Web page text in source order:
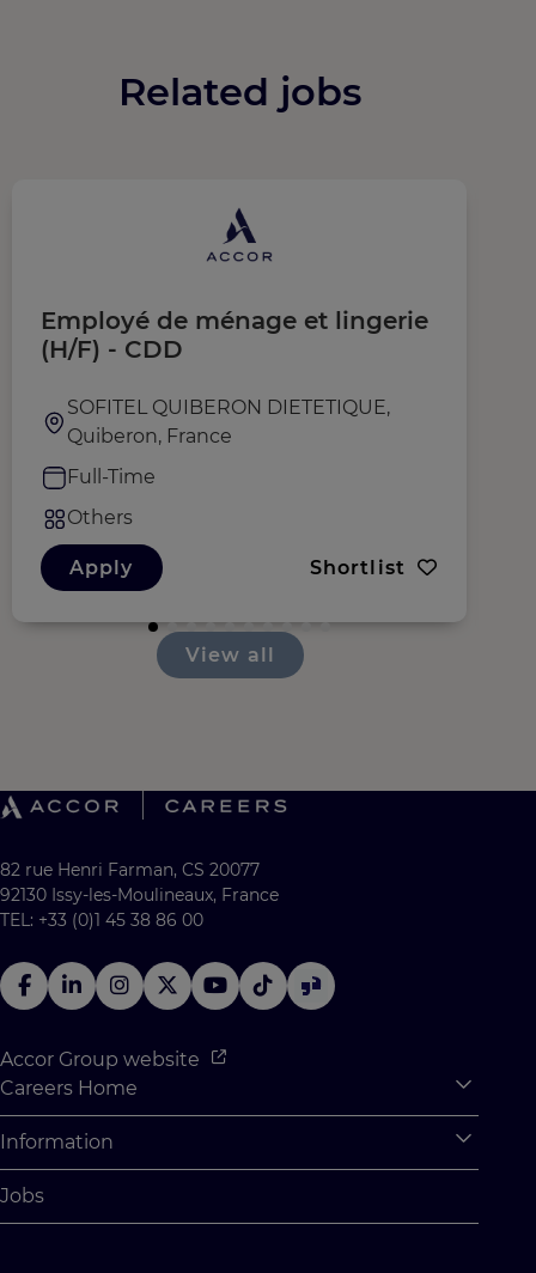
Related jobs
Employé de ménage et lingerie
(H/F) - CDD
SOFITEL QUIBERON DIETETIQUE,
Quiberon, France
Full-Time
Others
Apply Shortlist
View all
82 rue Henri Farman, CS 20077
92130 Issy-les-Moulineaux, France
TEL: +33 (0)1 45 38 86 00
Accor Group website
Careers Home
Why Join Accor
Student Opportunities
Information
Cookie Settings
Jobs